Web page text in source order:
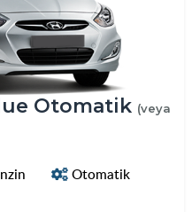
Otomatik (veya
Otomatik